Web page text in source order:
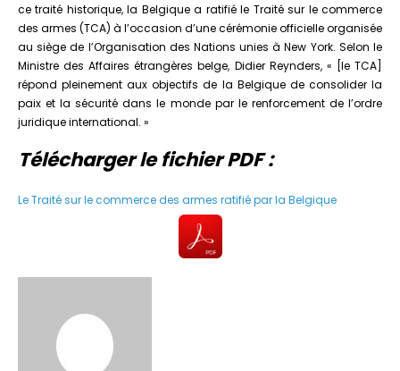
ce traité historique, la Belgique a ratifié le Traité sur le commerce
des armes (TCA) à l’occasion d’une cérémonie officielle organisée
au siège de l’Organisation des Nations unies à New York. Selon le
Ministre des Affaires étrangères belge, Didier Reynders, « [le TCA]
répond pleinement aux objectifs de la Belgique de consolider la
paix et la sécurité dans le monde par le renforcement de l’ordre
juridique international. »
Télécharger le fichier PDF :
Le Traité sur le commerce des armes ratifié par la Belgique